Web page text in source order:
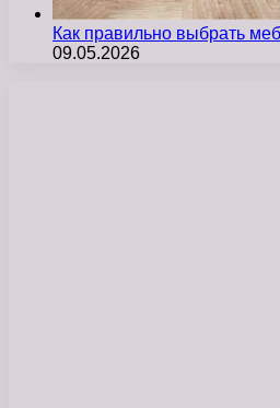
Как правильно выбрать
09.05.2026